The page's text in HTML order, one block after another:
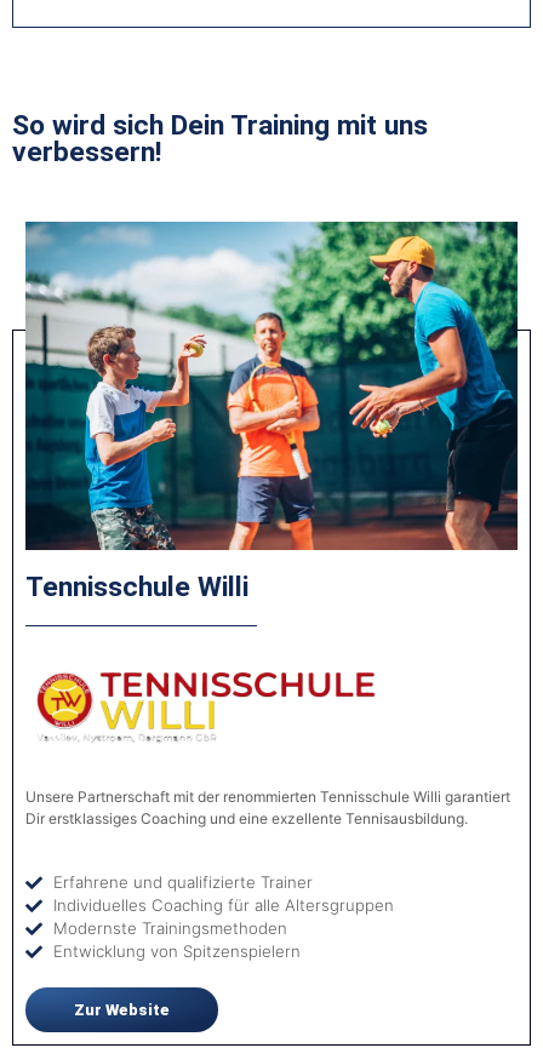
So wird sich Dein Training mit uns
verbessern!
Tennisschule Willi
Unsere Partnerschaft mit der renommierten Tennisschule Willi garantiert
Dir erstklassiges Coaching und eine exzellente Tennisausbildung.
Erfahrene und qualifizierte Trainer
Individuelles Coaching für alle Altersgruppen
Modernste Trainingsmethoden
Entwicklung von Spitzenspielern
Zur Website